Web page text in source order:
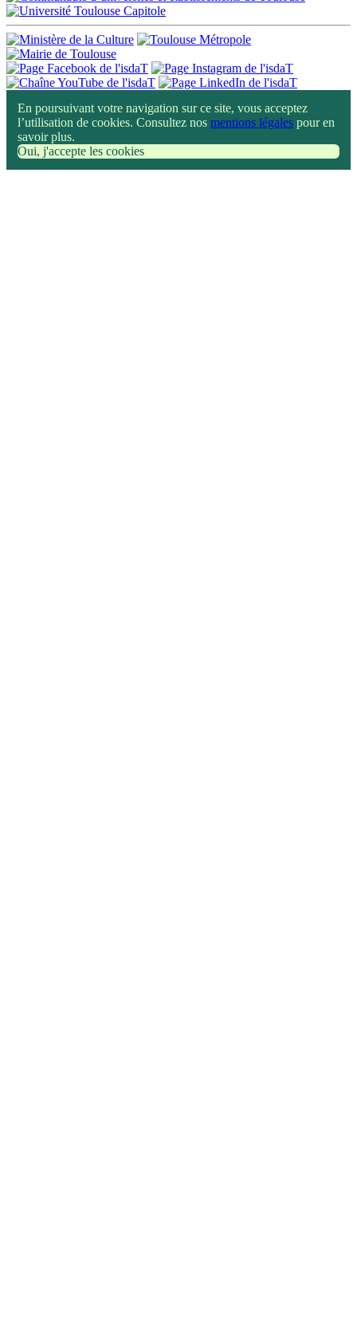
En poursuivant votre navigation sur ce site, vous acceptez
l’utilisation de cookies. Consultez nos mentions légales pour en
savoir plus.
Oui, j'accepte les cookies